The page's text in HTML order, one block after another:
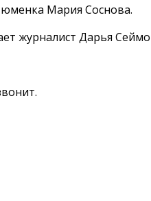
Мария Соснова.
журналист Дарья